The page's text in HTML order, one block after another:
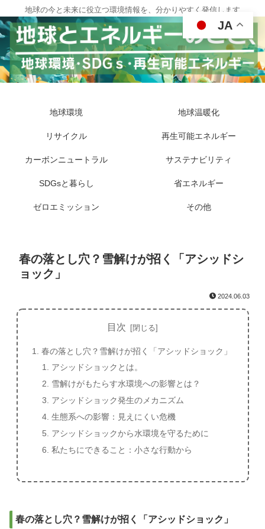
地球の今と未来に役立つ環境情報を、分かりやすく発信します
地球環境 地球温暖化
リサイクル 再生可能エネルギー
カーボンニュートラル サステナビリティ
SDGsと暮らし 省エネルギー
ゼロエミッション その他
春の落とし穴？雪解けが招く「アシッドシ
ョック」
2024.06.03
目次
春の落とし穴？雪解けが招く「アシッドショック」
アシッドショックとは。
雪解けがもたらす水環境への影響とは？
アシッドショック発生のメカニズム
生態系への影響：見えにくい危機
アシッドショックから水環境を守るために
私たちにできること：小さな行動から
春の落とし穴？雪解けが招く「アシッドショック」
JA